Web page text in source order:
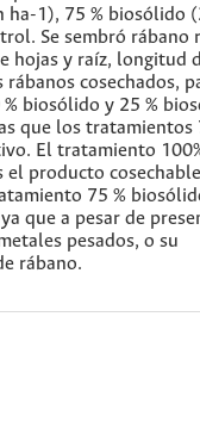
ha-1), 75 % biosólido
Se sembró rábano
hojas y raíz, longitud
cosechados,
biosólido y 25 %
que los tratamientos
El tratamiento
el producto
75 %
que a pesar de
pesados, o su
rábano.